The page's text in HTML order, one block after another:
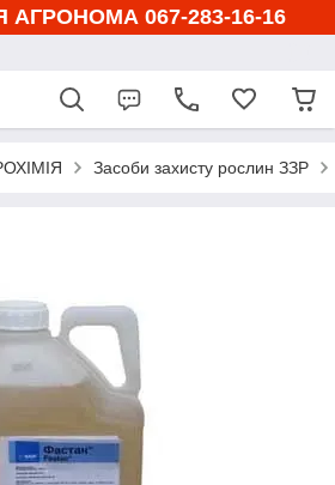
АГРОНОМА 067-283-16-16
Засоби захисту рослин ЗЗР